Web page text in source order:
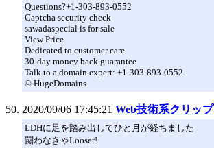
Questions?+1-303-893-0552
Captcha security check
sawadaspecial is for sale
View Price
Dedicated to customer care
30-day money back guarantee
Talk to a domain expert: +1-303-893-0552
© HugeDomains
2020/09/06 17:45:21 Web技術系クリップ
LDHに足を踏み出してひと月が経ちました
闘わなきゃLooser!